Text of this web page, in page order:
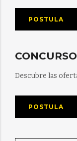
POSTULA
Descubre las
POSTULA